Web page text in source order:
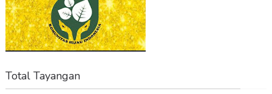
Total Tayangan